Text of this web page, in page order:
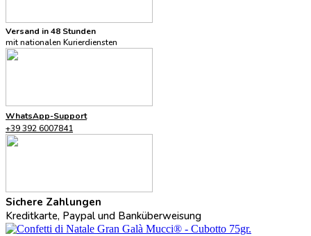
Versand in 48 Stunden
mit nationalen Kurierdiensten
WhatsApp-Support
+39 392 6007841
Sichere Zahlungen
Kreditkarte, Paypal und Banküberweisung